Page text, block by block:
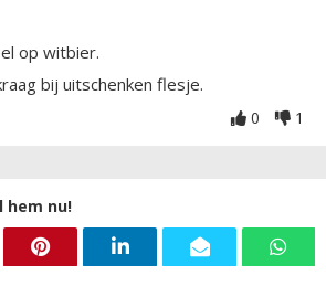
op witbier.
bij uitschenken flesje.
0 1
hem nu!